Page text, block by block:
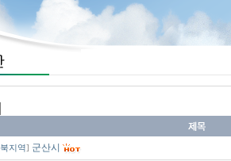
지역] 군산시